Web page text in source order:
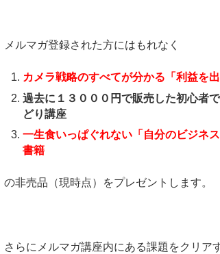
メルマガ登録された方にはもれなく
カメラ戦略のすべてが分かる「利益を
過去に１３０００円で販売した初心者
どり講座
一生食いっぱぐれない「自分のビジネ
書籍
の非売品（現時点）をプレゼントします。
さらにメルマガ講座内にある課題をクリア